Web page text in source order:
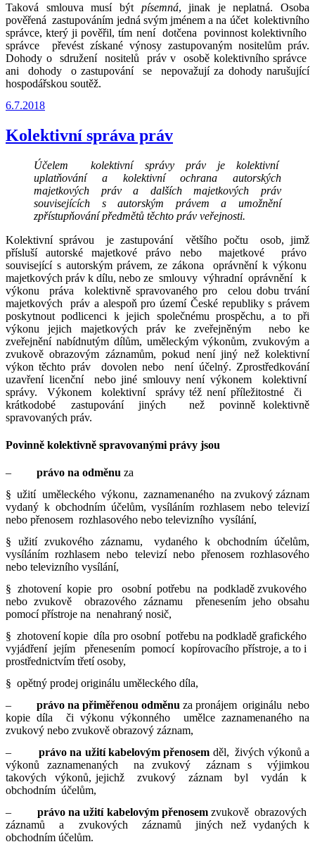
Taková smlouva musí být písemná, jinak je neplatná. Osoba
pověřená zastupováním jedná svým jménem a na účet kolektivního
správce, který ji pověřil, tím není dotčena povinnost kolektivního
správce převést získané výnosy zastupovaným nositelům práv.
Dohody o sdružení nositelů práv v osobě kolektivního správce
ani dohody o zastupování se nepovažují za dohody narušující
hospodářskou soutěž.
Publikováno
6.7.2018
Kolektivní správa práv
Účelem kolektivní správy práv je kolektivní
uplatňování a kolektivní ochrana autorských
majetkových práv a dalších majetkových práv
souvisejících s autorským právem a umožnění
zpřístupňování předmětů těchto práv veřejnosti.
Kolektivní správou je zastupování většího počtu osob, jimž
přísluší autorské majetkové právo nebo majetkové právo
související s autorským právem, ze zákona oprávnění k výkonu
majetkových práv k dílu, nebo ze smlouvy výhradní oprávnění k
výkonu práva kolektivně spravovaného pro celou dobu trvání
majetkových práv a alespoň pro území České republiky s právem
poskytnout podlicenci k jejich společnému prospěchu, a to při
výkonu jejich majetkových práv ke zveřejněným nebo ke
zveřejnění nabídnutým dílům, uměleckým výkonům, zvukovým a
zvukově obrazovým záznamům, pokud není jiný než kolektivní
výkon těchto práv dovolen nebo není účelný. Zprostředkování
uzavření licenční nebo jiné smlouvy není výkonem kolektivní
správy. Výkonem kolektivní správy též není příležitostné či
krátkodobé zastupování jiných než povinně kolektivně
spravovaných práv.
Povinně kolektivně spravovanými právy jsou
– právo na odměnu za
§ užití uměleckého výkonu, zaznamenaného na zvukový záznam
vydaný k obchodním účelům, vysíláním rozhlasem nebo televizí
nebo přenosem rozhlasového nebo televizního vysílání,
§ užití zvukového záznamu, vydaného k obchodním účelům,
vysíláním rozhlasem nebo televizí nebo přenosem rozhlasového
nebo televizního vysílání,
§ zhotovení kopie pro osobní potřebu na podkladě zvukového
nebo zvukově obrazového záznamu přenesením jeho obsahu
pomocí přístroje na nenahraný nosič,
§ zhotovení kopie díla pro osobní potřebu na podkladě grafického
vyjádření jejím přenesením pomocí kopírovacího přístroje, a to i
prostřednictvím třetí osoby,
§ opětný prodej originálu uměleckého díla,
– právo na přiměřenou odměnu za pronájem originálu nebo
kopie díla či výkonu výkonného umělce zaznamenaného na
zvukový nebo zvukově obrazový záznam,
– právo na užití kabelovým přenosem děl, živých výkonů a
výkonů zaznamenaných na zvukový záznam s výjimkou
takových výkonů, jejichž zvukový záznam byl vydán k
obchodním účelům,
–právo na užití kabelovým přenosemzvukově obrazových
záznamů a zvukových záznamů jiných než vydaných k
obchodním účelům.